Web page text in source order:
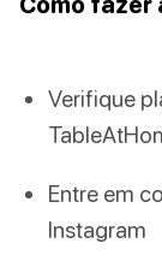
Verifique
Entre em
Instagram